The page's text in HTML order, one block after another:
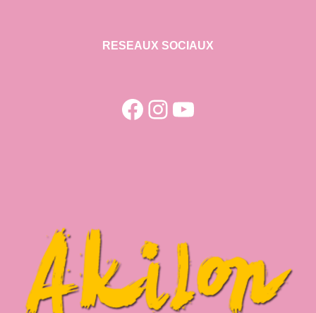
RESEAUX SOCIAUX
Facebook
Instagram
YouTube